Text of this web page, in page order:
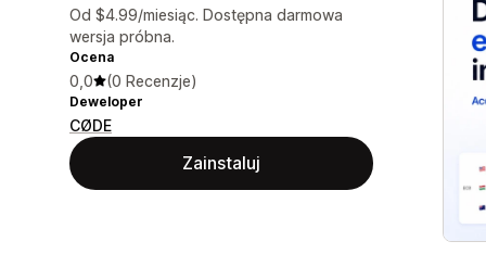
Od $4.99/miesiąc. Dostępna darmowa
wersja próbna.
Ocena
0,0 (0 Recenzje)
Deweloper
CØDE
Zainstaluj